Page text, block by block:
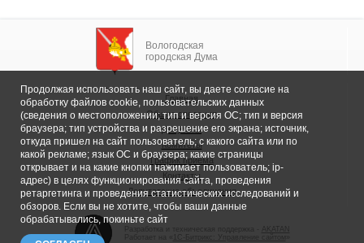
Вологодская
городская Дума
Главная
Общие сведения
Депутаты
Комитеты
График приема
Контакты
Депутатские объединения
1С-Битрикс: Управление сайтом
Продолжая использовать наш сайт, вы даете согласие на
обработку файлов cookie, пользовательских данных
(сведения о местоположении; тип и версия ОС; тип и версия
браузера; тип устройства и разрешение его экрана; источник,
откуда пришел на сайт пользователь; с какого сайта или по
какой рекламе; язык ОС и браузера; какие страницы
открывает и на какие кнопки нажимает пользователь; ip-
адрес) в целях функционирования сайта, проведения
ретаргетинга и проведения статистических исследований и
обзоров. Если вы не хотите, чтобы ваши данные
обрабатывались, покиньте сайт